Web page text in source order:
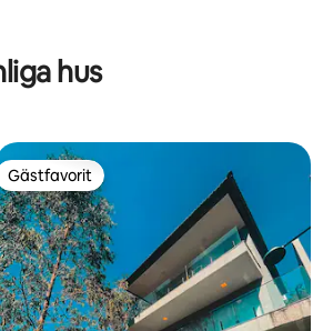
betyg, 150 omdömen
hus
Gästfavorit
Gästfavorit